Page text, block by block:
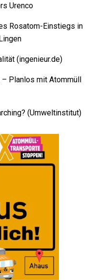
Urenco
Rosatom-Einstiegs in
(ingenieur.de)
Planlos mit Atommüll
(Umweltinstitut)